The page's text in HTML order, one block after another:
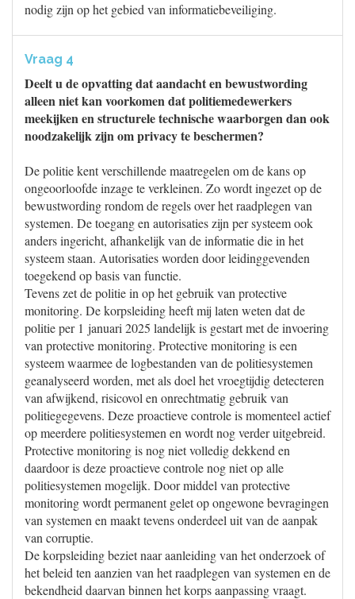
nodig zijn op het gebied van informatiebeveiliging.
Vraag 4
Deelt u de opvatting dat aandacht en bewustwording
alleen niet kan voorkomen dat politiemedewerkers
meekijken en structurele technische waarborgen dan ook
noodzakelijk zijn om privacy te beschermen?
De politie kent verschillende maatregelen om de kans op
ongeoorloofde inzage te verkleinen. Zo wordt ingezet op de
bewustwording rondom de regels over het raadplegen van
systemen. De toegang en autorisaties zijn per systeem ook
anders ingericht, afhankelijk van de informatie die in het
systeem staan. Autorisaties worden door leidinggevenden
toegekend op basis van functie.
Tevens zet de politie in op het gebruik van protective
monitoring. De korpsleiding heeft mij laten weten dat de
politie per 1 januari 2025 landelijk is gestart met de invoering
van protective monitoring. Protective monitoring is een
systeem waarmee de logbestanden van de politiesystemen
geanalyseerd worden, met als doel het vroegtijdig detecteren
van afwijkend, risicovol en onrechtmatig gebruik van
politiegegevens. Deze proactieve controle is momenteel actief
op meerdere politiesystemen en wordt nog verder uitgebreid.
Protective monitoring is nog niet volledig dekkend en
daardoor is deze proactieve controle nog niet op alle
politiesystemen mogelijk. Door middel van protective
monitoring wordt permanent gelet op ongewone bevragingen
van systemen en maakt tevens onderdeel uit van de aanpak
van corruptie.
De korpsleiding beziet naar aanleiding van het onderzoek of
het beleid ten aanzien van het raadplegen van systemen en de
bekendheid daarvan binnen het korps aanpassing vraagt.